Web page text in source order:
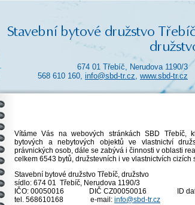
674 01 Třebíč, Nerudova 1190/3
568 610 160, info@sbd-tr.cz, www.sbd-tr.cz
Vítáme Vás na webových stránkách SBD Třebíč,
bytových a nebytových objektů ve vlastnictví
právnických osob, dále se zabývá i činnosti v oblasti
celkem 6543 bytů, družstevních i ve vlastnictvích cizích
Stavební bytové družstvo
sídlo: 674 01 Třebíč,
IČO: 00050016 DIČ CZ00050016 ID
tel. 568610168 e-mail: info@sbd-tr.cz